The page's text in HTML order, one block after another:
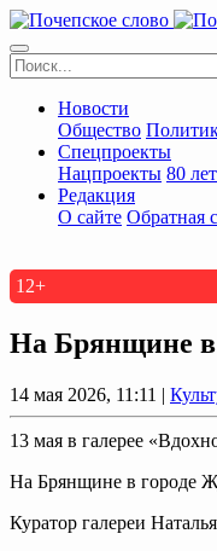
Новости
Общество
Спецпроекты
Нацпроекты 80
Редакция
О сайте Обратная
12+
На Брянщине в
14 мая 2026, 11:11 |
13 мая в галерее
На Брянщине в городе
Куратор галереи